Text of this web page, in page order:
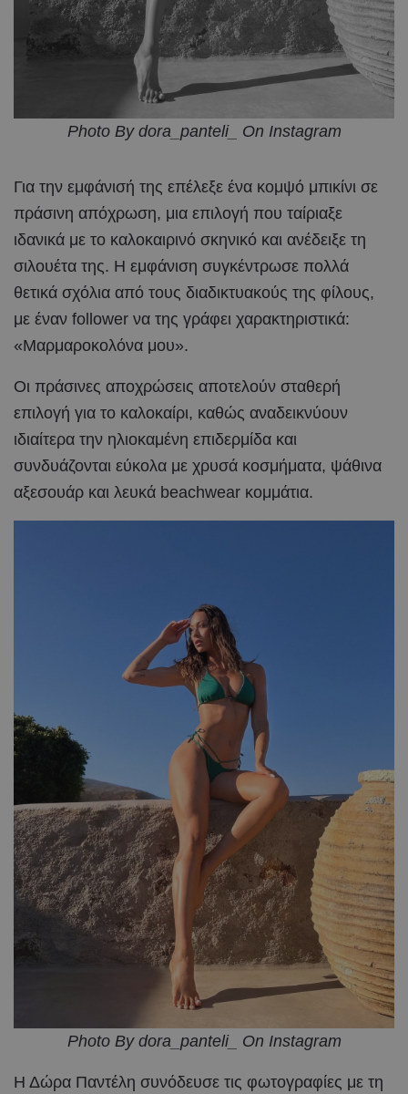
Photo By dora_panteli_ On Instagram
Για την εμφάνισή της επέλεξε ένα κομψό μπικίνι σε
πράσινη απόχρωση, μια επιλογή που ταίριαξε
ιδανικά με το καλοκαιρινό σκηνικό και ανέδειξε τη
σιλουέτα της. Η εμφάνιση συγκέντρωσε πολλά
θετικά σχόλια από τους διαδικτυακούς της φίλους,
με έναν follower να της γράφει χαρακτηριστικά:
«Μαρμαροκολόνα μου».
Οι πράσινες αποχρώσεις αποτελούν σταθερή
επιλογή για το καλοκαίρι, καθώς αναδεικνύουν
ιδιαίτερα την ηλιοκαμένη επιδερμίδα και
συνδυάζονται εύκολα με χρυσά κοσμήματα, ψάθινα
αξεσουάρ και λευκά beachwear κομμάτια.
Photo By dora_panteli_ On Instagram
Η Δώρα Παντέλη συνόδευσε τις φωτογραφίες με τη